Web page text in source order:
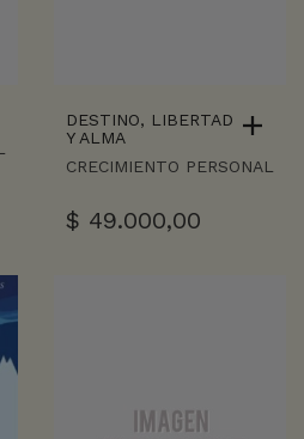
DESTINO, LIBERTAD
Y ALMA
CRECIMIENTO PERSONAL
$ 49.000,00